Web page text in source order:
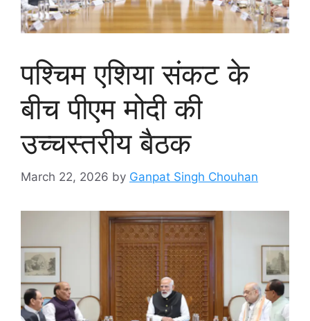
पश्चिम एशिया संकट के
बीच पीएम मोदी की
उच्चस्तरीय बैठक
March 22, 2026 by Ganpat Singh Chouhan